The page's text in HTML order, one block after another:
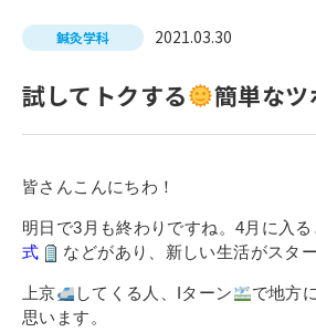
研修・講座
公共職業訓練
在校生の皆さまへ
卒業生の皆さまへ
鍼灸学科 2021.03.30
試してトクする 簡単な
皆さんこんにちわ！
明日で3月も終わりですね。4月に入る
式
などがあり、新しい生活がスタ
上京 してくる人、Iターン
で地方
思います。